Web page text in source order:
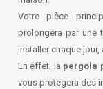
Votre pièce
prolongera par une
installer chaque jour,
En effet, la pergola
vous protégera des